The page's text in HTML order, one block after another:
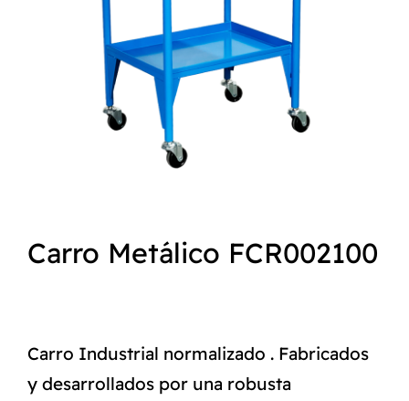
NORMAS ISO
Carro Metálico FCR002100
Carro Industrial normalizado . Fabricados
y desarrollados por una robusta